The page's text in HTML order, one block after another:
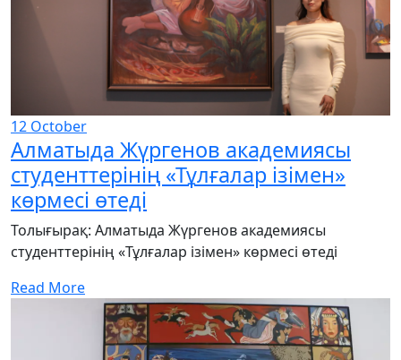
12 October
Алматыда Жүргенов академиясы
студенттерінің «Тұлғалар ізімен»
көрмесі өтеді
Толығырақ: Алматыда Жүргенов академиясы
студенттерінің «Тұлғалар ізімен» көрмесі өтеді
Read More